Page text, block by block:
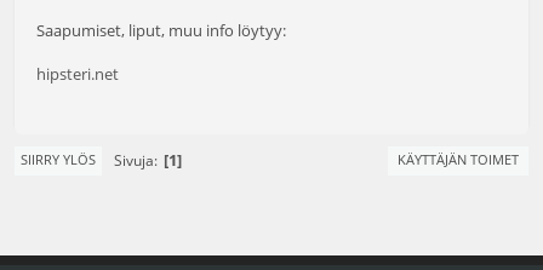
Saapumiset, liput, muu info löytyy:
hipsteri.net
SIIRRY YLÖS Sivuja 1 KÄYTTÄJÄN TOIMET